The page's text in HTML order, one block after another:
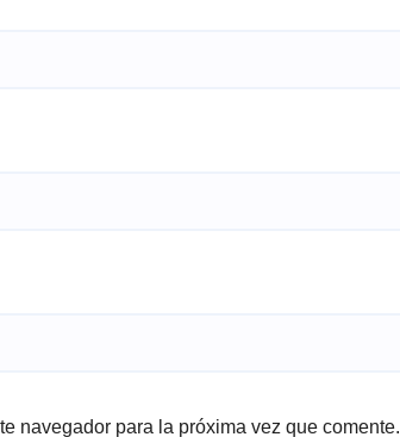
navegador para la próxima vez que comente.